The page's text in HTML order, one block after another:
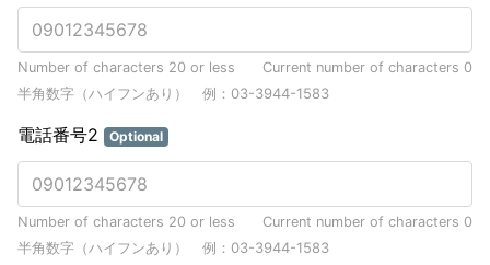
Number of characters 20 or less Current number of characters 0
半角数字（ハイフンあり） 例：03-3944-1583
電話番号2 Optional
Number of characters 20 or less Current number of characters 0
半角数字（ハイフンあり） 例：03-3944-1583